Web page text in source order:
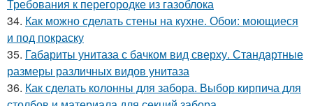
Требования к перегородке из газоблока
34. Как можно сделать стены на кухне. Обои: моющиеся
и под покраску
35. Габариты унитаза с бачком вид сверху. Стандартные
размеры различных видов унитаза
36. Как сделать колонны для забора. Выбор кирпича для